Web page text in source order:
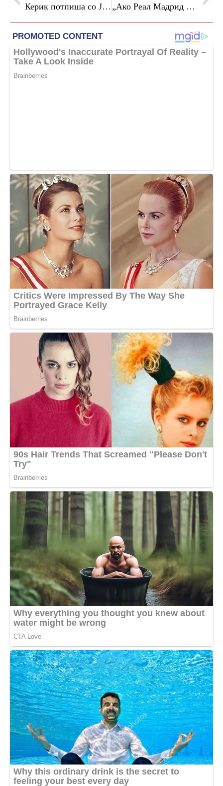
Керик потпиша со Јунајтед до 2028 година „Ако Реал Мадрид го сака Мурињо, тоа значи дека се без план“